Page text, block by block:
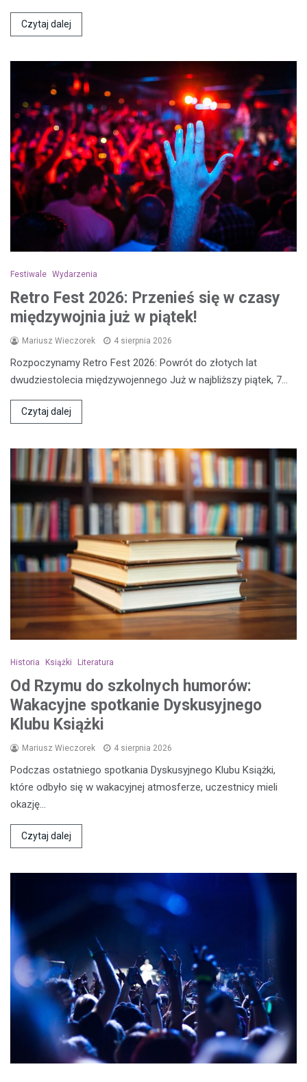
Czytaj dalej
Festiwale Wydarzenia
Retro Fest 2026: Przenieś się w czasy
międzywojnia już w piątek!
Mariusz Wieczorek 4 sierpnia 2026
Rozpoczynamy Retro Fest 2026: Powrót do złotych lat
dwudziestolecia międzywojennego Już w najbliższy piątek, 7…
Czytaj dalej
Historia Książki Literatura
Od Rzymu do szkolnych humorów:
Wakacyjne spotkanie Dyskusyjnego
Klubu Książki
Mariusz Wieczorek 4 sierpnia 2026
Podczas ostatniego spotkania Dyskusyjnego Klubu Książki,
które odbyło się w wakacyjnej atmosferze, uczestnicy mieli
okazję…
Czytaj dalej